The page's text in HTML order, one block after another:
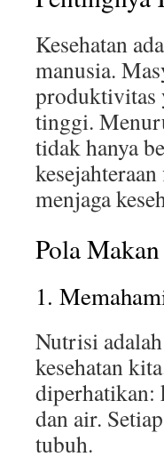
Kesehatan
manusia.
produktivitas
tinggi.
tidak hanya
menjaga
Pola
1.
Nutrisi
kesehatan
diperhatikan:
dan air.
tubuh.